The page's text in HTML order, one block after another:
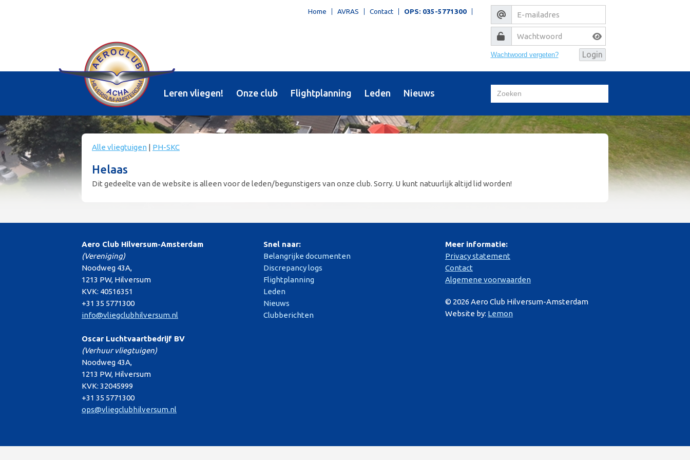
Home AVRAS Contact OPS: 035-5771300
Wachtwoord vergeten?
Leren vliegen! Onze club Flightplanning Leden Nieuws
Alle vliegtuigen | PH-SKC
Helaas
Dit gedeelte van de website is alleen voor de leden/begunstigers van onze club. Sorry. U kunt natuurlijk altijd lid worden!
Aero Club Hilversum-Amsterdam
(Vereniging)
Noodweg 43A,
1213 PW, Hilversum
KVK: 40516351
+31 35 5771300
info@vliegclubhilversum.nl
Oscar Luchtvaartbedrijf BV
(Verhuur vliegtuigen)
Noodweg 43A,
1213 PW, Hilversum
KVK: 32045999
+31 35 5771300
ops@vliegclubhilversum.nl
Snel naar:
Belangrijke documenten
Discrepancy logs
Flightplanning
Leden
Nieuws
Clubberichten
Meer informatie:
Privacy statement
Contact
Algemene voorwaarden
© 2026 Aero Club Hilversum-Amsterdam
Website by: Lemon